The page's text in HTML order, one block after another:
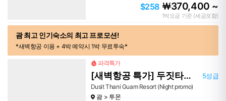
$258 ￦370,400 ~
1박요금 기준 (세금포함)
괌 최고 인기숙소의 최고 프로모션!
*새벽항공 이용 + 4박 예약시 1박 무료투숙*
파격특가
[새벽항공 특가] 두짓타니 호텔 5성급
Dusit Thani Guam Resort (Night promo)
괌
투몬